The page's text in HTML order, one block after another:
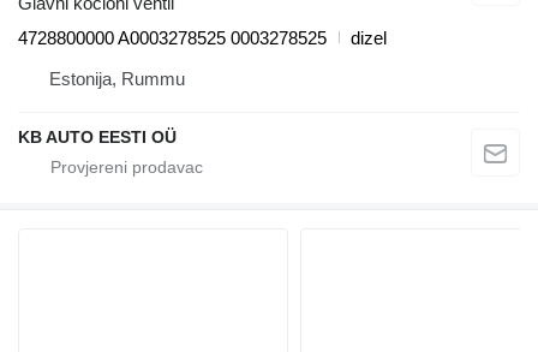
4728800000 A0003278525 0003278525
dizel
Estonija, Rummu
KB AUTO EESTI OÜ